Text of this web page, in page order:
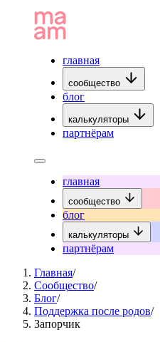
главная
сообщество
блог
калькуляторы
партнёрам
главная
сообщество
блог
калькуляторы
партнёрам
Главная/
Сообщество/
Блог/
Поддержка после родов/
Запорчик